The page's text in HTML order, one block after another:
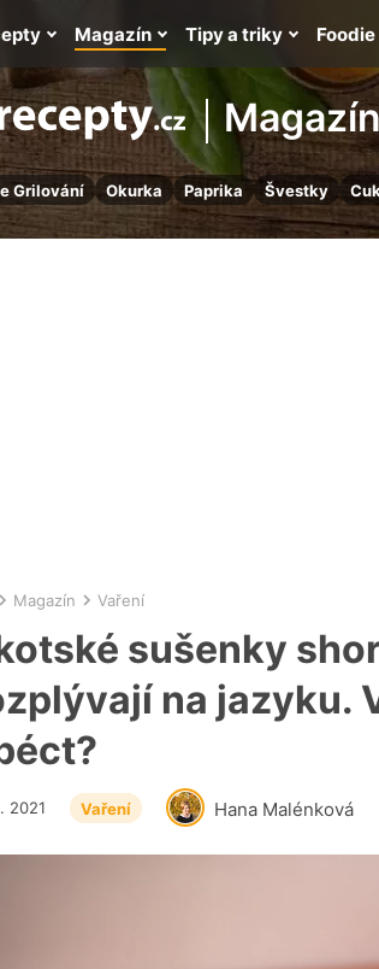
Grilování Okurka Paprika Švestky
Magazín Tipy a triky Foodie
Magazín Vaření
sušenky
na jazyku.
Hana Malénková
2021 Vaření